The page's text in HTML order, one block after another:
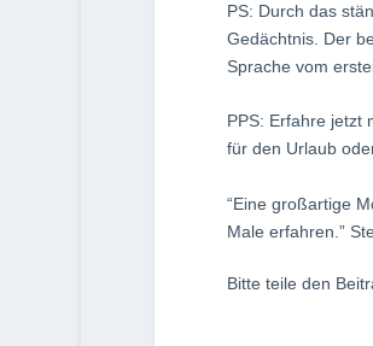
PS: Durch das
Gedächtnis. Der
Sprache vom
PPS: Erfahre jetzt
für den Urlaub
“Eine großartige
Male erfahren.”
Bitte teile den